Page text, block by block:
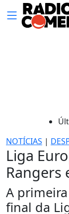
NOTÍCIAS |
Liga
Rangers
A
final da